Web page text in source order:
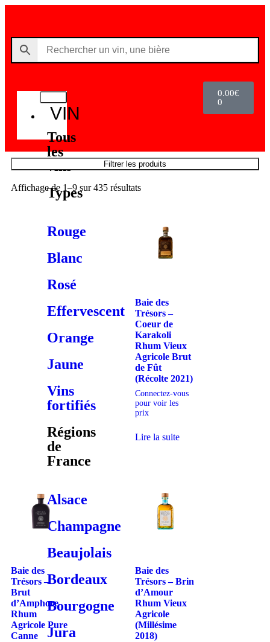
VIN
Tous
les
vins
Types
Rouge
Blanc
Rosé
Effervescent
Orange
Jaune
Vins
fortifiés
Régions
de
France
Alsace
Champagne
Beaujolais
Bordeaux
Bourgogne
Jura
0.00€
0
Filtrer les produits
Affichage de 1–9 sur 435 résultats
Baie des
Trésors –
Coeur de
Karakoli
Rhum Vieux
Agricole Brut
de Fût
(Récolte 2021)
Connectez-vous
pour voir les
prix
Lire la suite
Baie des
Trésors –
Brut
d’Amphore
Rhum
Agricole Pure
Canne
Baie des
Trésors – Brin
d’Amour
Rhum Vieux
Agricole
(Millésime
2018)